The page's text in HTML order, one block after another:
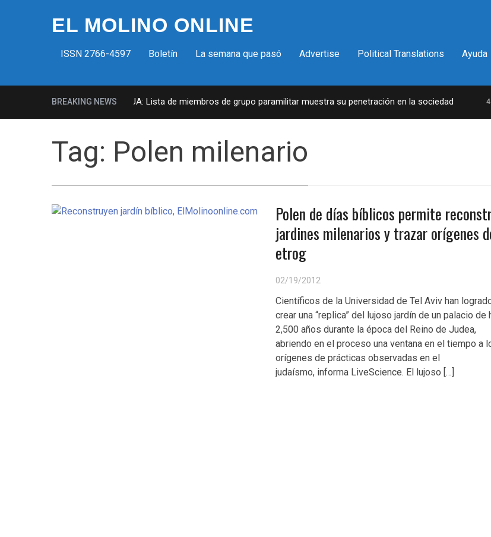
EL MOLINO ONLINE
ISSN 2766-4597 Boletín La semana que pasó Advertise Political Translations Ayuda
BREAKING NEWS
Milicias fascistas en EUA: Lista de miembros de grupo paramilitar muestra su penetración en la sociedad 4
Tag: Polen milenario
Polen de días bíblicos permite
jardines milenarios y trazar orígenes
etrog
02/19/2012
Científicos de la Universidad de Tel Aviv han
crear una “replica” del lujoso jardín de un palacio de
2,500 años durante la época del Reino de Judea,
abriendo en el proceso una ventana en el tiempo a
orígenes de prácticas observadas en el
judaísmo, informa LiveScience. El lujoso […]